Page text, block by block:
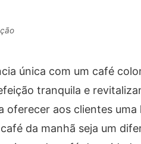
única com um café
tranquila e
oferecer aos clientes
da manhã seja um